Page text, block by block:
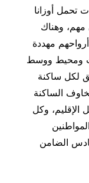
تحمل أوزانا
وهناك
مهددة
ومحيط ووسط
لكل ساكنة
الساكنة
وكل
الضامن